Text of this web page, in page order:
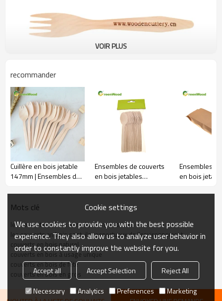
Article.#
Taille(mm)
GW-2427
185*34*1.8
VOIR PLUS
recommander
Cuillère en bois jetable
147mm | Ensembles de
Ensembles de couverts
en bois jetables
sac OPP avec cintre |
Ensemble de vaisselle
Ensembles
en bois
Ensemble de
Mots clé
les couverts en bois sont-ils compostables
les couverts en bois sont-ils respectueux de l'environnement
couverts en bois naturel
couverts en bois à usage unique
couverts en bois de fête
couverts en bois en gros
Cookie settings
We use cookies to provide you with the best possible
experience. They also allow us to analyze user behavior in
order to constantly improve the website for you.
Accept all Accept Selection
Reject All
Necessary
Analytics Preferences Marketing